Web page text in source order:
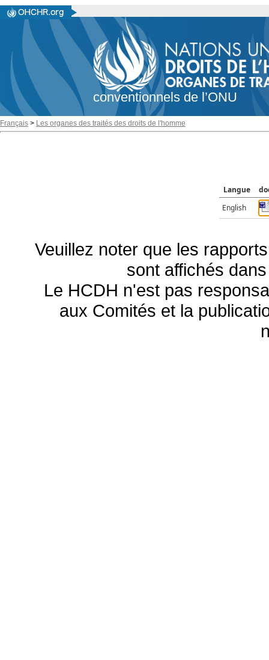
conventionnels de l’ONU
Français > Les organes des traités des droits de l'homme
Langue
English
Veuillez noter que les
sont affichés
Le HCDH n'est pas
aux Comités et la